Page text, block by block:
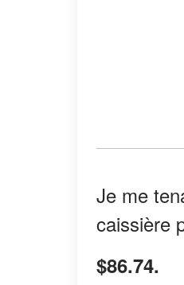
Je me
caissière
$86.74.